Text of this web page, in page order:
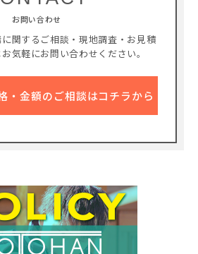
お問い合わせ
関するご相談・現地調査・お見積
気軽にお問い合わせください。
・金額のご相談はコチラから